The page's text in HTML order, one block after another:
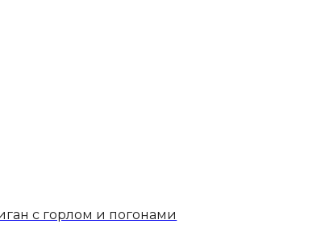
с горлом и погонами